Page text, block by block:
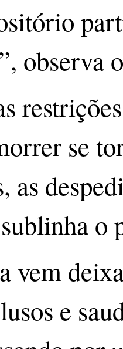
observa
se
as
o
vem
e